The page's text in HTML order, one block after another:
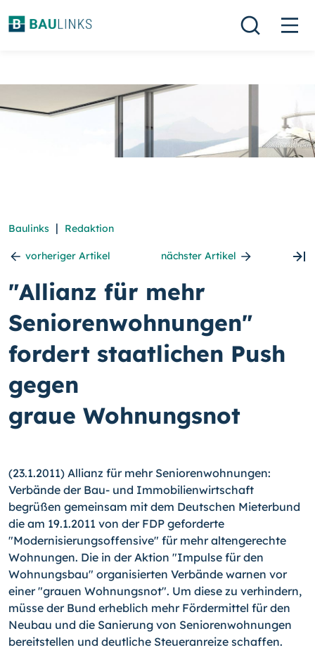
Baulinks | Redaktion
vorheriger Artikel nächster Artikel
"Allianz für mehr
Seniorenwohnungen"
fordert staatlichen Push
gegen
graue Wohnungsnot
(23.1.2011) Allianz für mehr Seniorenwohnungen:
Verbände der Bau- und Immobilienwirtschaft
begrüßen gemeinsam mit dem Deutschen Mieterbund
die am 19.1.2011 von der FDP geforderte
"Modernisierungsoffensive" für mehr altengerechte
Wohnungen. Die in der Aktion "Impulse für den
Wohnungsbau" organisierten Verbände warnen vor
einer "grauen Wohnungsnot". Um diese zu verhindern,
müsse der Bund erheblich mehr Fördermittel für den
Neubau und die Sanierung von Seniorenwohnungen
bereitstellen und deutliche Steueranreize schaffen.